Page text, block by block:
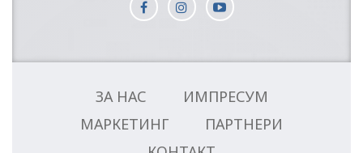
ЗА НАС
ИМПРЕСУМ
МАРКЕТИНГ
ПАРТНЕРИ